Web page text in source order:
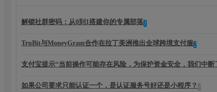
1
解锁社群密码：从0到1搭建你的专属部落
2
TruBit与MoneyGram合作在拉丁美洲推出全球跨境支付服
支付宝提示“当前操作可能存在风险，为保护资金安全，我们中断
如果公司要求只能认证一个，是认证服务号好还是小程序？